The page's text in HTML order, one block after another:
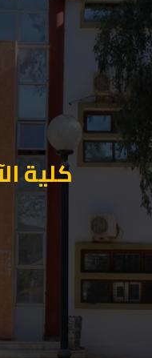
كلية